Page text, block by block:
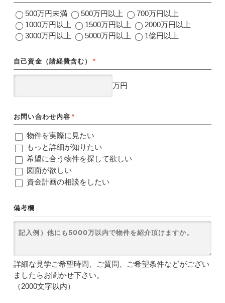
500万円未満 500万円以上
700万円以上
1000万円以上
1500万円以上
2000万円以上
3000万円以上
5000万円以上 1億円以上
自己資金（諸経費含む） *
万円
お問い合わせ内容 *
物件を実際に見たい
もっと詳細が知りたい
希望に合う物件を探して欲しい
図面が欲しい
資金計画の相談をしたい
備考欄
詳細な見学ご希望時間、ご質問、ご希望条件などがござい
ましたらお聞かせ下さい。
（2000文字以内）